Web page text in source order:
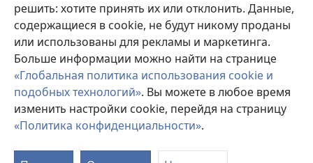
решить: хотите принять их или отклонить. Данные,
содержащиеся в cookie, не будут никому проданы
или использованы для рекламы и маркетинга.
Больше информации можно найти на странице
«Глобальная политика использования cookie и
подобных технологий». Вы можете в любое время
изменить настройки cookie, перейдя на страницу
«Политика конфиденциальности».
воробьёв о .
32 Кто открыто призна́ет меня перед людьми
, того призна́ю и я перед моим небесным Отцом
33 А кто отречётся от меня перед людьми, от
того отрекусь и я перед моим небесным Отцом
34 Не думайте, что я пришёл принести на землю
мир. Я пришёл принести не мир, а меч
т 35
Ведь
я пришёл, чтобы разделить сына с отцом, дочь с
матерью и невестку со свекровью у . 36